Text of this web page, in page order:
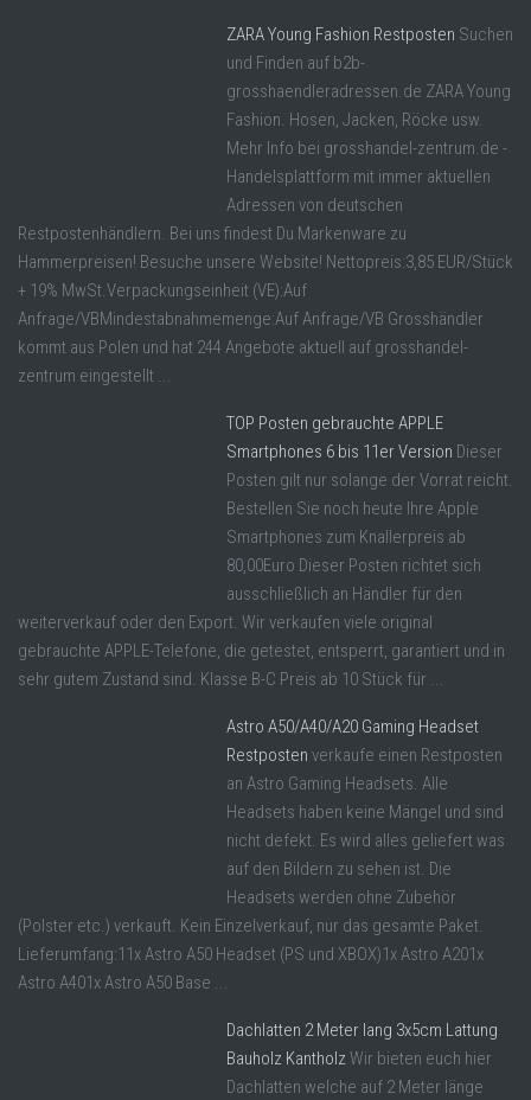
ZARA Young Fashion Restposten Suchen
und Finden auf b2b-
grosshaendleradressen.de ZARA Young
Fashion. Hosen, Jacken, Röcke usw.
Mehr Info bei grosshandel-zentrum.de -
Handelsplattform mit immer aktuellen
Adressen von deutschen
Restpostenhändlern. Bei uns findest Du Markenware zu
Hammerpreisen! Besuche unsere Website! Nettopreis:3,85 EUR/Stück
+ 19% MwSt.Verpackungseinheit (VE):Auf
Anfrage/VBMindestabnahmemenge:Auf Anfrage/VB Grosshändler
kommt aus Polen und hat 244 Angebote aktuell auf grosshandel-
zentrum eingestellt ...
TOP Posten gebrauchte APPLE
Smartphones 6 bis 11er Version Dieser
Posten gilt nur solange der Vorrat reicht.
Bestellen Sie noch heute Ihre Apple
Smartphones zum Knallerpreis ab
80,00Euro Dieser Posten richtet sich
ausschließlich an Händler für den
weiterverkauf oder den Export. Wir verkaufen viele original
gebrauchte APPLE-Telefone, die getestet, entsperrt, garantiert und in
sehr gutem Zustand sind. Klasse B-C Preis ab 10 Stück für ...
Astro A50/A40/A20 Gaming Headset
Restposten verkaufe einen Restposten
an Astro Gaming Headsets. Alle
Headsets haben keine Mängel und sind
nicht defekt. Es wird alles geliefert was
auf den Bildern zu sehen ist. Die
Headsets werden ohne Zubehör
(Polster etc.) verkauft. Kein Einzelverkauf, nur das gesamte Paket.
Lieferumfang:11x Astro A50 Headset (PS und XBOX)1x Astro A201x
Astro A401x Astro A50 Base ...
Dachlatten 2 Meter lang 3x5cm Lattung
Bauholz KantholzWir bieten euch hier
Dachlatten welche auf 2 Meter länge